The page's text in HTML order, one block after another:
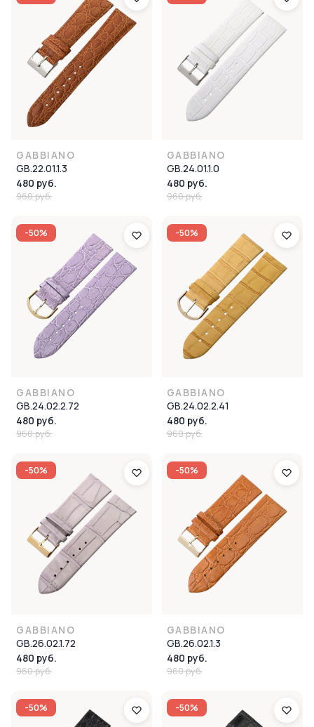
GABBIANO
GB.22.01.1.3
480 руб.
960 руб.
GABBIANO
GB.24.01.1.0
480 руб.
960 руб.
-50%
GABBIANO
GB.24.02.2.72
480 руб.
960 руб.
-50%
GABBIANO
GB.24.02.2.41
480 руб.
960 руб.
-50%
GABBIANO
GB.26.02.1.72
480 руб.
960 руб.
-50%
GABBIANO
GB.26.02.1.3
480 руб.
960 руб.
-50% -50%